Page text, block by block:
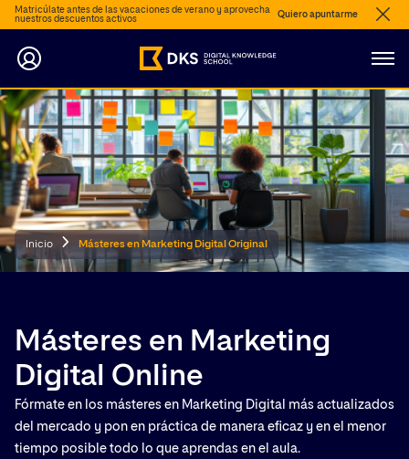
Matricúlate antes de las vacaciones de verano y aprovecha
nuestros descuentos activos
Quiero apuntarme
Inicio Másteres en Marketing Digital Original
Másteres en Marketing
Digital Online
Fórmate en los másteres en Marketing Digital más actualizados
del mercado y pon en práctica de manera eficaz y en el menor
tiempo posible todo lo que aprendas en el aula.